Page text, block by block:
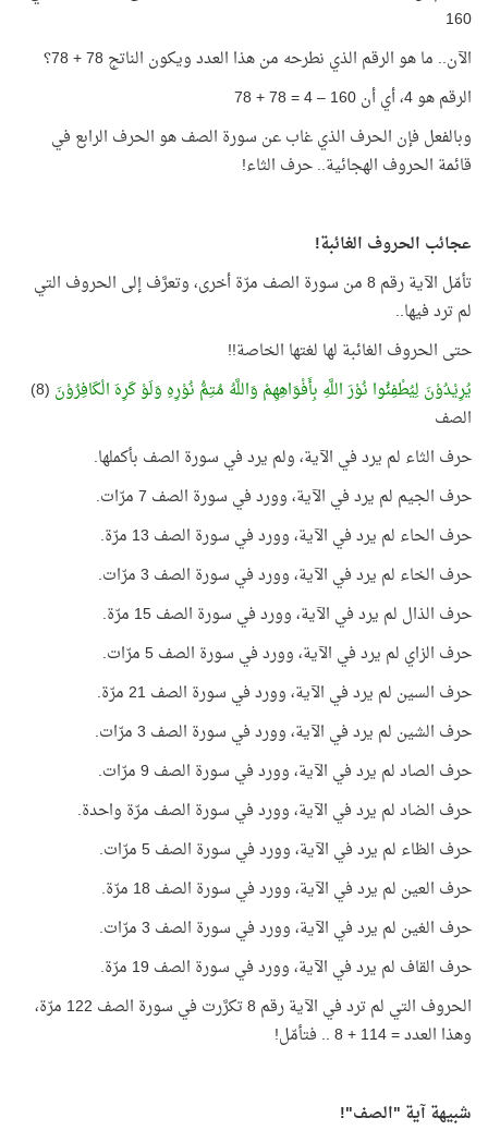
160
الآن.. ما هو الرقم الذي نطرحه من هذا العدد ويكون الناتج 78 + 78؟
الرقم هو 4، أي أن 160 – 4 = 78 + 78
وبالفعل فإن الحرف الذي غاب عن سورة الصف هو الحرف الرابع في
قائمة الحروف الهجائية.. حرف الثاء!
عجائب الحروف الغائبة!
تأمّل الآية رقم 8 من سورة الصف مرّة أخرى، وتعرَّف إلى الحروف التي
لم ترد فيها..
حتى الحروف الغائبة لها لغتها الخاصة!!
يُرِيْدُوْنَ لِيُطْفِئُوا نُوْرَ اللَّهِ بِأَفْوَاهِهِمْ وَاللَّهُ مُتِمُّ نُوْرِهِ وَلَوْ كَرِهَ الْكَافِرُوْنَ
(8)
الصف
حرف الثاء لم يرد في الآية، ولم يرد في سورة الصف بأكملها.
حرف الجيم لم يرد في الآية، وورد في سورة الصف 7 مرّات.
حرف الحاء لم يرد في الآية، وورد في سورة الصف 13 مرّة.
حرف الخاء لم يرد في الآية، وورد في سورة الصف 3 مرّات.
حرف الذال لم يرد في الآية، وورد في سورة الصف 15 مرّة.
حرف الزاي لم يرد في الآية، وورد في سورة الصف 5 مرّات.
حرف السين لم يرد في الآية، وورد في سورة الصف 21 مرّة.
حرف الشين لم يرد في الآية، وورد في سورة الصف 3 مرّات.
حرف الصاد لم يرد في الآية، وورد في سورة الصف 9 مرّات.
حرف الضاد لم يرد في الآية، وورد في سورة الصف مرّة واحدة.
حرف الظاء لم يرد في الآية، وورد في سورة الصف 5 مرّات.
حرف العين لم يرد في الآية، وورد في سورة الصف 18 مرّة.
حرف الغين لم يرد في الآية، وورد في سورة الصف 3 مرّات.
حرف القاف لم يرد في الآية، وورد في سورة الصف 19 مرّة.
الحروف التي لم ترد في الآية رقم 8 تكرَّرت في سورة الصف 122 مرّة،
وهذا العدد = 114 + 8 .. فتأمّل!
شبيهة آية "الصف"!